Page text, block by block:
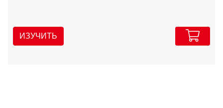
ИЗУЧИТЬ